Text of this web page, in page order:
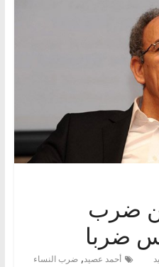
ضرب
ضربا
أحمد عصيد, ضرب النساء